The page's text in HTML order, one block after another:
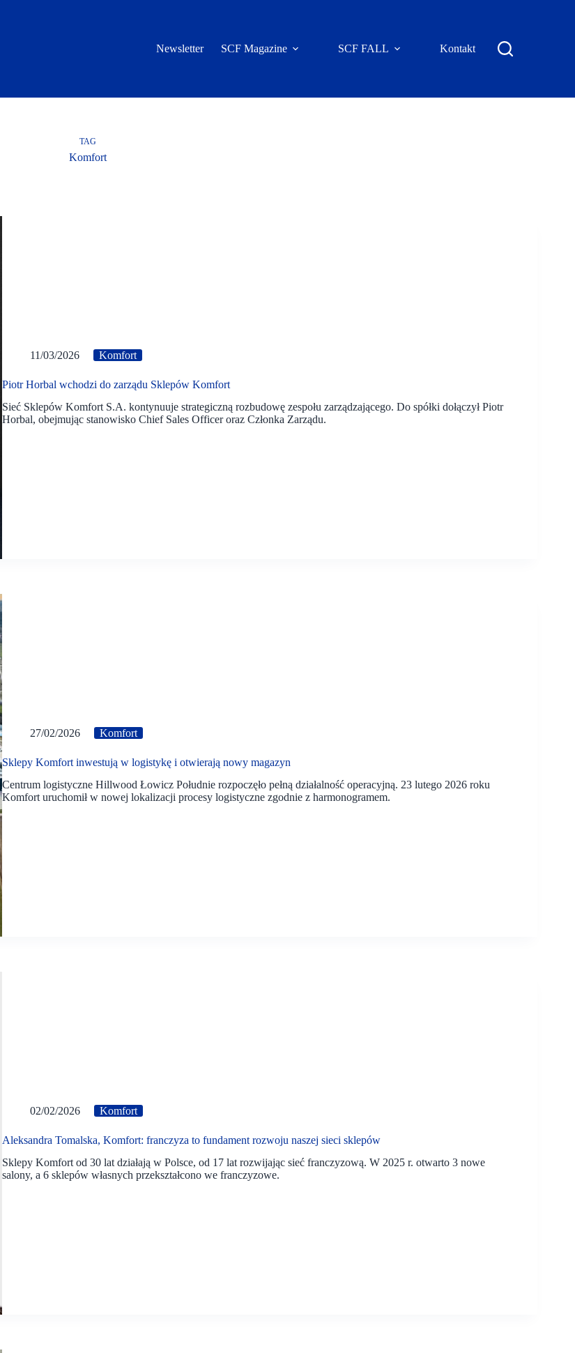
Newsletter SCF Magazine SCF FALL Kontakt
TAG
Komfort
11/03/2026 Komfort
Piotr Horbal wchodzi do zarządu Sklepów Komfort
Sieć Sklepów Komfort S.A. kontynuuje strategiczną rozbudowę zespołu zarządzającego. Do spółki dołączył Piotr
Horbal, obejmując stanowisko Chief Sales Officer oraz Członka Zarządu.
27/02/2026 Komfort
Sklepy Komfort inwestują w logistykę i otwierają nowy magazyn
Centrum logistyczne Hillwood Łowicz Południe rozpoczęło pełną działalność operacyjną. 23 lutego 2026 roku
Komfort uruchomił w nowej lokalizacji procesy logistyczne zgodnie z harmonogramem.
02/02/2026 Komfort
Aleksandra Tomalska, Komfort: franczyza to fundament rozwoju naszej sieci sklepów
Sklepy Komfort od 30 lat działają w Polsce, od 17 lat rozwijając sieć franczyzową. W 2025 r. otwarto 3 nowe
salony, a 6 sklepów własnych przekształcono we franczyzowe.